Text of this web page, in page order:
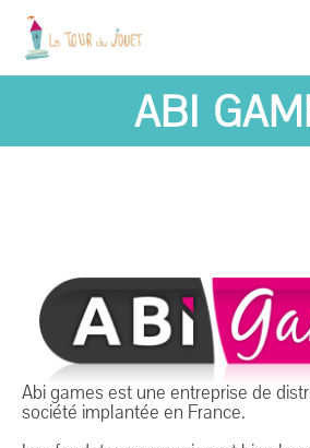
Aller
ABI
Abi games est une entreprise de
société implantée en France.